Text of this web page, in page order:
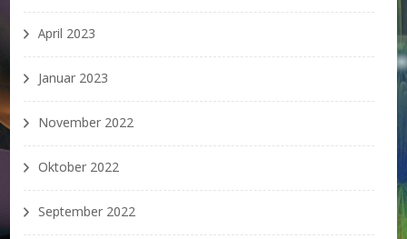
April 2023
Januar 2023
November 2022
Oktober 2022
September 2022